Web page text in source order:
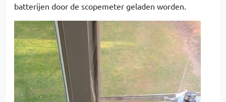
batterijen door de scopemeter geladen worden.